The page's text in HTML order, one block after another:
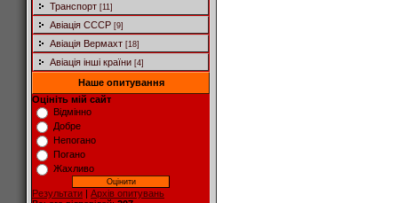
Транспорт [11]
Авіація СССР [9]
Авіація Вермахт [18]
Авіація інші країни [4]
Наше опитування
Оцініть мій сайт
Відмінно
Добре
Непогано
Погано
Жахливо
Результати | Архів опитувань